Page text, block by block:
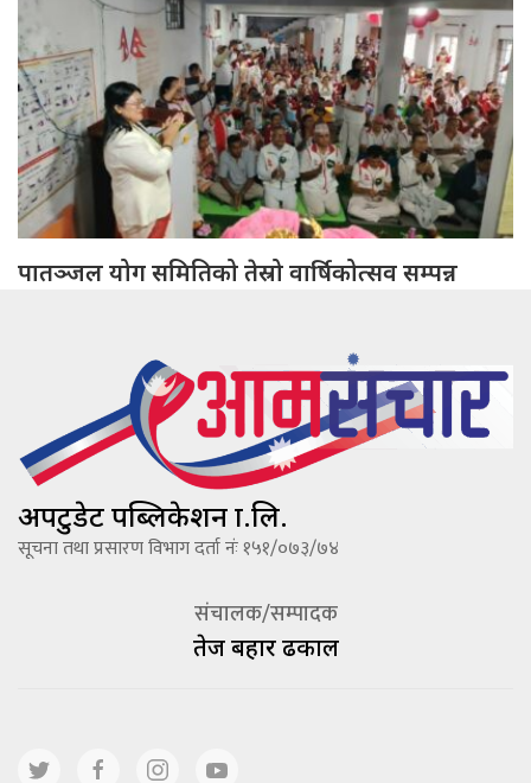
पातञ्जल योग समितिको तेस्रो वार्षिकोत्सव सम्पन्न
अपटुडेट पब्लिकेशन प्रा.लि.
सूचना तथा प्रसारण विभाग दर्ता नंः १५१/०७३/७४
संचालक/सम्पादक
तेज बहादूर ढकाल